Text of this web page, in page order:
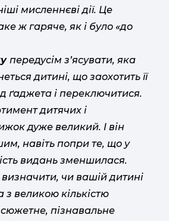
мисленнєві дії. Це
ж гаряче, як і було «до
передусім з’ясувати, яка
дитині, що заохотить її
ґаджета і переключитися.
дитячих і
дуже великий. І він
навіть попри те, що у
видань зменшилася.
чи вашій дитині
з великою кількістю
пізнавальне